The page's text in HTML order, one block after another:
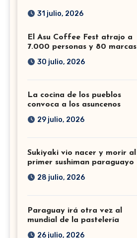
31 julio, 2026
El Asu Coffee Fest atrajo a
7.000 personas y 80 marcas
30 julio, 2026
La cocina de los pueblos
convoca a los asuncenos
29 julio, 2026
Sukiyaki vio nacer y morir al
primer sushiman paraguayo
28 julio, 2026
Paraguay irá otra vez al
mundial de la pastelería
26 julio, 2026